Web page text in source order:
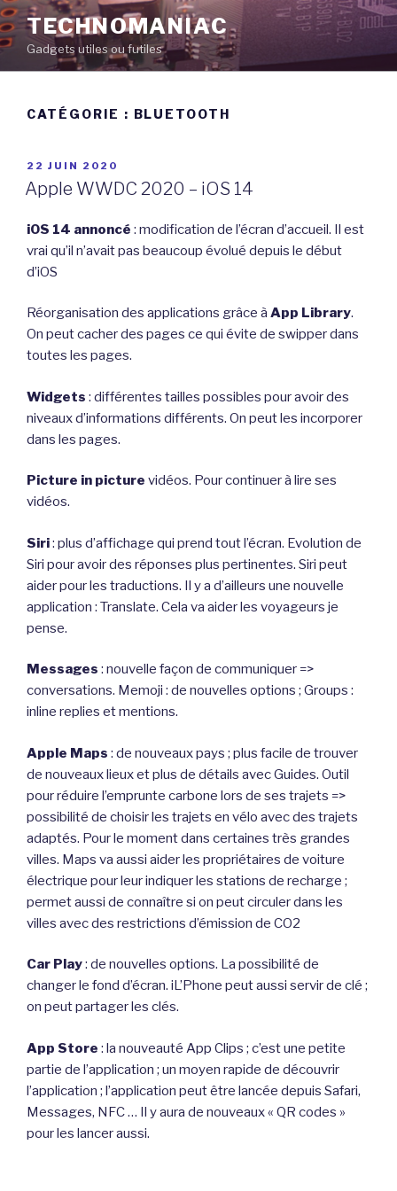
Aller
au
contenu
principal
TECHNOMANIAC
Gadgets utiles ou futiles
CATÉGORIE : BLUETOOTH
PUBLIÉ
LE
22 JUIN 2020
Apple WWDC 2020 – iOS 14
iOS 14 annoncé : modification de l’écran d’accueil. Il est
vrai qu’il n’avait pas beaucoup évolué depuis le début
d’iOS
Réorganisation des applications grâce à App Library.
On peut cacher des pages ce qui évite de swipper dans
toutes les pages.
Widgets : différentes tailles possibles pour avoir des
niveaux d’informations différents. On peut les incorporer
dans les pages.
Picture in picture vidéos. Pour continuer à lire ses
vidéos.
Siri: plus d’affichage qui prend tout l’écran. Evolution de
Siri pour avoir des réponses plus pertinentes. Siri peut
aider pour les traductions. Il y a d’ailleurs une nouvelle
application : Translate. Cela va aider les voyageurs je
pense.
Messages : nouvelle façon de communiquer =>
conversations. Memoji : de nouvelles options ; Groups :
inline replies et mentions.
Apple Maps : de nouveaux pays ; plus facile de trouver
de nouveaux lieux et plus de détails avec Guides. Outil
pour réduire l’emprunte carbone lors de ses trajets =>
possibilité de choisir les trajets en vélo avec des trajets
adaptés. Pour le moment dans certaines très grandes
villes. Maps va aussi aider les propriétaires de voiture
électrique pour leur indiquer les stations de recharge ;
permet aussi de connaître si on peut circuler dans les
villes avec des restrictions d’émission de CO2
Car Play: de nouvelles options. La possibilité de
changer le fond d’écran. iL’Phone peut aussi servir de clé ;
on peut partager les clés.
App Store : la nouveauté App Clips ; c’est une petite
partie de l’application ; un moyen rapide de découvrir
l’application ; l’application peut être lancée depuis Safari,
Messages, NFC … Il y aura de nouveaux « QR codes »
pour les lancer aussi.